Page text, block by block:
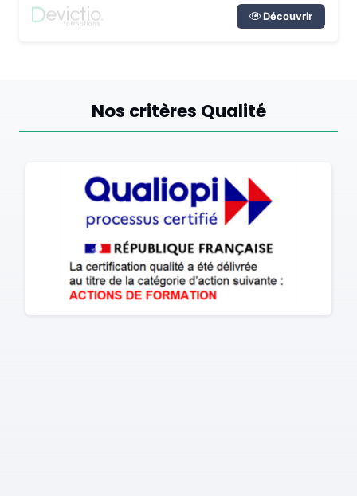
personne impliquée dans la transformation numérique de son
entreprise. Disponible en inter-entreprises dans notre centre de
Découvrir
Nos critères Qualité